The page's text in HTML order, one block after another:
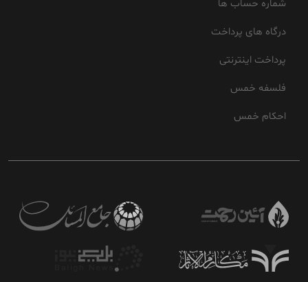
شماره حساب ها
درگاه های پرداخت
پرداخت اینترنتی
فلسفه خمس
احکام خمس